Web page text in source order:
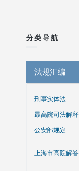
分类导航
法规汇编
刑事实体法
最高院司法解释
公安部规定
上海市高院解答